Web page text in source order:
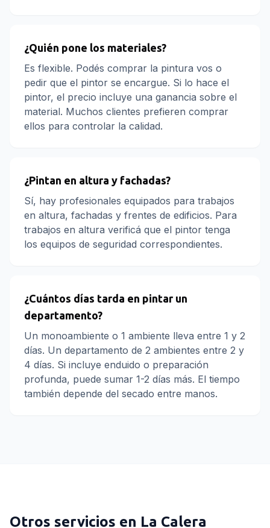
¿Quién pone los materiales?
Es flexible. Podés comprar la pintura vos o
pedir que el pintor se encargue. Si lo hace el
pintor, el precio incluye una ganancia sobre el
material. Muchos clientes prefieren comprar
ellos para controlar la calidad.
¿Pintan en altura y fachadas?
Sí, hay profesionales equipados para trabajos
en altura, fachadas y frentes de edificios. Para
trabajos en altura verificá que el pintor tenga
los equipos de seguridad correspondientes.
¿Cuántos días tarda en pintar un
departamento?
Un monoambiente o 1 ambiente lleva entre 1 y 2
días. Un departamento de 2 ambientes entre 2 y
4 días. Si incluye enduido o preparación
profunda, puede sumar 1-2 días más. El tiempo
también depende del secado entre manos.
Otros servicios en La Calera